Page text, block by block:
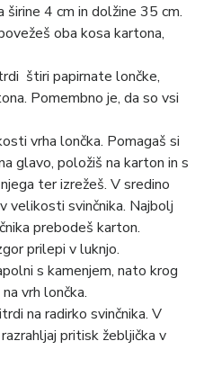
širine 4 cm in dolžine 35 cm.
oba kosa kartona,
štiri papirnate lončke,
Pomembno je, da so vsi
vrha lončka. Pomagaš si
glavo, položiš na karton in s
ter izrežeš. V sredino
velikosti svinčnika. Najbolj
prebodeš karton.
prilepi v luknjo.
s kamenjem, nato krog
vrh lončka.
na radirko svinčnika. V
pritisk žebljička v